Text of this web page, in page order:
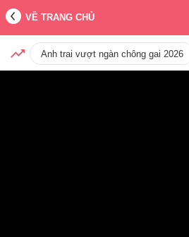
VỀ TRANG CHỦ
Anh trai vượt ngàn chông gai 2026